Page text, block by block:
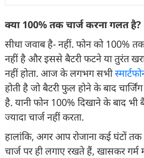
क्या 100% तक चार्ज करना गलत है?
सीधा जवाब है- नहीं. फोन को 100%
नहीं है और इससे बैटरी फटने या तुरंत
नहीं होता. आज के लगभग सभी
होती है जो बैटरी फुल होने के बाद
है. यानी फोन 100% दिखाने के बाद
ज्यादा चार्ज नहीं करता.
हालांकि, अगर आप रोजाना कई घंटों
चार्ज पर ही लगाए रखते हैं, खासकर